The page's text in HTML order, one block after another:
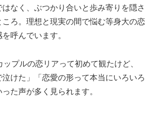
なく、ぶつかり合いと歩み寄りを隠さ
ろ。理想と現実の間で悩む等身大の恋
呼んでいます。
プルの恋リアって初めて観たけど、
けた」「恋愛の形って本当にいろいろ
た声が多く見られます。